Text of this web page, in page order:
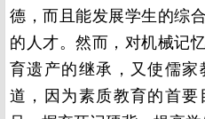
德，而且能发展学生的综
的人才。然而，对机械记
育遗产的继承，又使儒
道，因为素质教育的首